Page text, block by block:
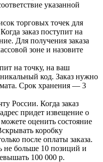
указанной
торговых точек для
заказ поступит на
Для получения заказа
зоне и назовите
на точку, на ваш
код. Заказ нужно
Срок хранения — 3
России. Когда заказ
придет извещение о
оценить состояние
коробку
после оплаты заказа.
не больше 10 позиций и
100 000 р.